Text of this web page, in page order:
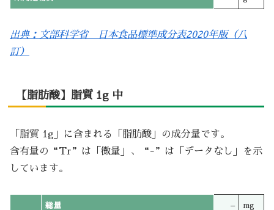
出典：文部科学省 日本食品標準成分表2020年版（八
訂）
【脂肪酸】脂質 1g 中
「脂質 1g」に含まれる「脂肪酸」の成分量です。
含有量の“Tr”は「微量」、“-”は「データなし」を示
しています。
総量 – mg